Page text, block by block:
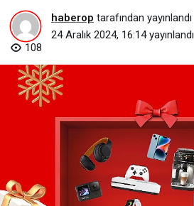
haberop tarafından yayınlandı
24 Aralık 2024, 16:14yayınlandı
108